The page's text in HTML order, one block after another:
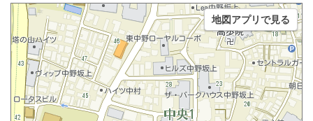
地図アプリで見る